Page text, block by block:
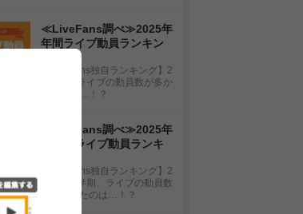
≪LiveFans調べ≫2025年
年間ライブ動員ランキン
【LiveFans独自ランキング】2
025年、ライブの動員数が多か
ったのは…！？
≪LiveFans調べ≫2025年
上半期ライブ動員ランキ
【LiveFans独自ランキング】2
025年上半期、ライブの動員数
が多かったのは…！？